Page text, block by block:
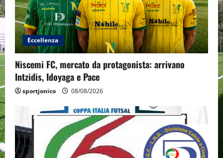
Eccellenza
Niscemi FC, mercato da protagonista: arrivano
Intzidis, Idoyaga e Pace
sportjonico 08/08/2026